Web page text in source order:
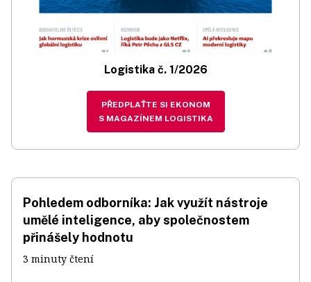
Logistika č. 1/2026
PŘEDPLAŤTE SI EKONOM
S MAGAZÍNEM LOGISTIKA
Pohledem odborníka: Jak využít nástroje
umělé inteligence, aby společnostem
přinášely hodnotu
3 minuty čtení